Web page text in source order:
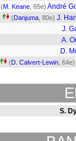
(M. Keane , 65e) André
(Danjuma , 80e) J.
J.
A.
D.
(D. Calvert-Lewin , 64e)
S.